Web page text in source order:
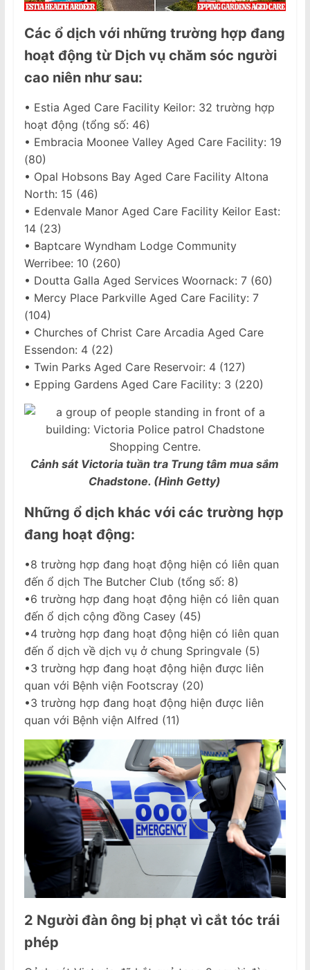
Các ổ dịch với những trường hợp đang
hoạt động từ Dịch vụ chăm sóc người
cao niên như sau:
• Estia Aged Care Facility Keilor: 32 trường hợp
hoạt động (tổng số: 46)
• Embracia Moonee Valley Aged Care Facility: 19
(80)
• Opal Hobsons Bay Aged Care Facility Altona
North: 15 (46)
• Edenvale Manor Aged Care Facility Keilor East:
14 (23)
• Baptcare Wyndham Lodge Community
Werribee: 10 (260)
• Doutta Galla Aged Services Woornack: 7 (60)
• Mercy Place Parkville Aged Care Facility: 7
(104)
• Churches of Christ Care Arcadia Aged Care
Essendon: 4 (22)
• Twin Parks Aged Care Reservoir: 4 (127)
• Epping Gardens Aged Care Facility: 3 (220)
Cảnh sát Victoria tuần tra Trung tâm mua sắm
Chadstone. (Hình Getty)
Những ổ dịch khác với các trường hợp
đang hoạt động:
•8 trường hợp đang hoạt động hiện có liên quan
đến ổ dịch The Butcher Club (tổng số: 8)
•6 trường hợp đang hoạt động hiện có liên quan
đến ổ dịch cộng đồng Casey (45)
•4 trường hợp đang hoạt động hiện có liên quan
đến ổ dịch về dịch vụ ở chung Springvale (5)
•3 trường hợp đang hoạt động hiện được liên
quan với Bệnh viện Footscray (20)
•3 trường hợp đang hoạt động hiện được liên
quan với Bệnh viện Alfred (11)
2 Người đàn ông bị phạt vì cắt tóc trái
phép